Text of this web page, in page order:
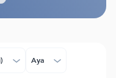
Aya